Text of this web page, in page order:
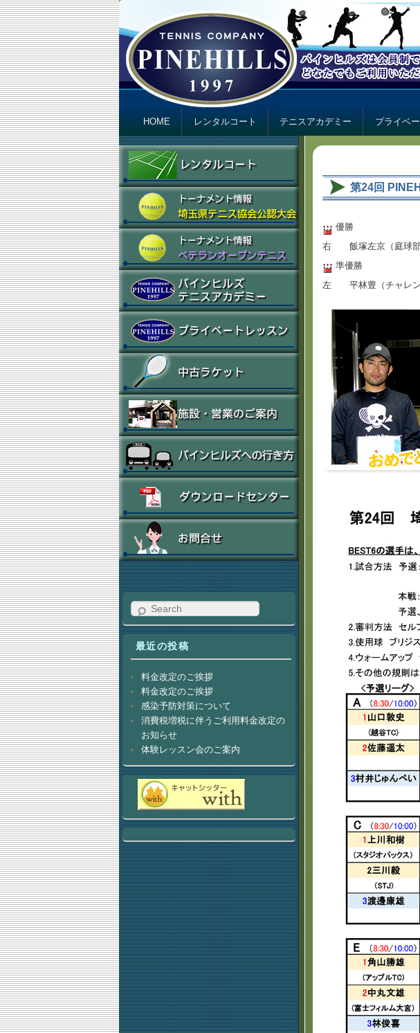
テニスカンパニー パイ
Just another テニスカンパニー パインヒルズ
Primary menu
Skip to primary content
Skip to secondary content
HOME レンタルコート テニスアカデミー プライベ
第24回
優勝
右 飯塚左京（庭球
準優勝
左 平林豊（チャレ
Search
最近の投稿
料金改定のご挨拶
料金改定のご挨拶
感染予防対策について
消費税増税に伴うご利用料金改定の
お知らせ
体験レッスン会のご案内